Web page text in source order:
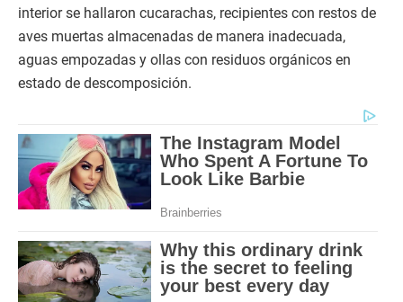
interior se hallaron cucarachas, recipientes con restos de
aves muertas almacenadas de manera inadecuada,
aguas empozadas y ollas con residuos orgánicos en
estado de descomposición.